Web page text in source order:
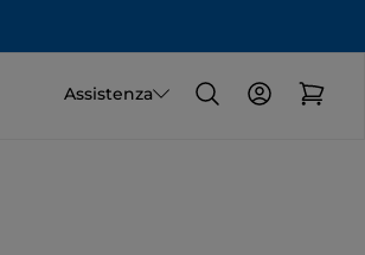
Assistenza